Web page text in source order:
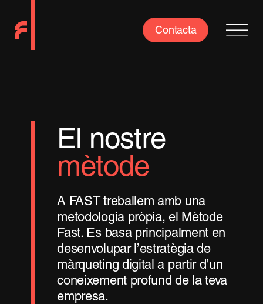
content
Contacta
El nostre
mètode
A FAST treballem amb una
metodologia pròpia, el Mètode
Fast. Es basa principalment en
desenvolupar l’estratègia de
màrqueting digital a partir d’un
coneixement profund de la teva
empresa.